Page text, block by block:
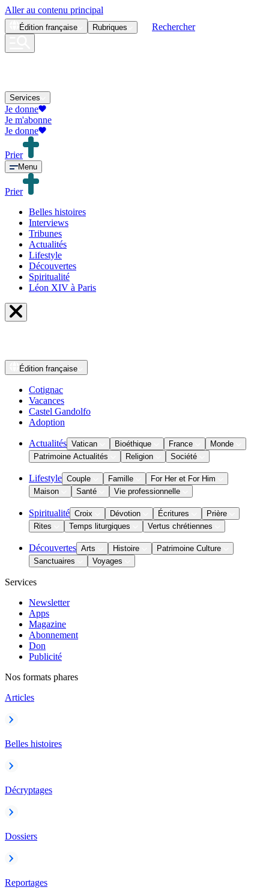
Aller au contenu principal
Édition française Rubriques Rechercher
Services
Je donne
Je m'abonne
Je donne
Prier
Menu
Prier
Belles histoires
Interviews
Tribunes
Actualités
Lifestyle
Découvertes
Spiritualité
Léon XIV à Paris
Édition française
Cotignac
Vacances
Castel Gandolfo
Adoption
Actualités Vatican Bioéthique France
Monde
Patrimoine Actualités
Religion Société
Lifestyle Couple Famille
For Her et For Him
Maison
Santé Vie professionnelle
Spiritualité Croix Dévotion Écritures
Prière
Rites
Temps liturgiques Vertus chrétiennes
Découvertes Arts Histoire
Patrimoine Culture
Sanctuaires
Voyages
Services
Newsletter
Apps
Magazine
Abonnement
Don
Publicité
Nos formats phares
Articles
Belles histoires
Décryptages
Dossiers
Reportages